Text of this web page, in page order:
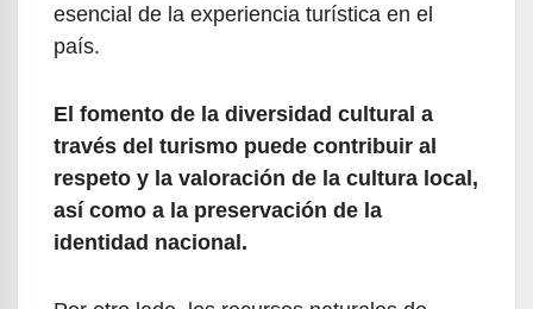
esencial de la experiencia turística en el
país.
El fomento de la diversidad cultural a
través del turismo puede contribuir al
respeto y la valoración de la cultura local,
así como a la preservación de la
identidad nacional.